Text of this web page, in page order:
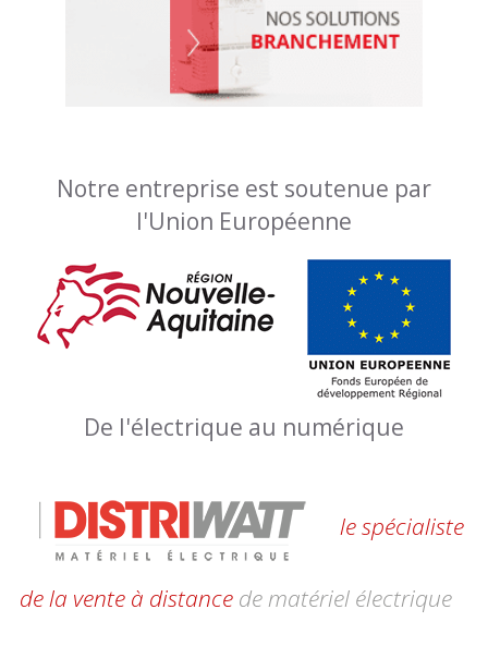
Notre entreprise est soutenue par
l'Union Européenne
De l'électrique au numérique
le spécialiste
de la vente à distance de matériel électrique